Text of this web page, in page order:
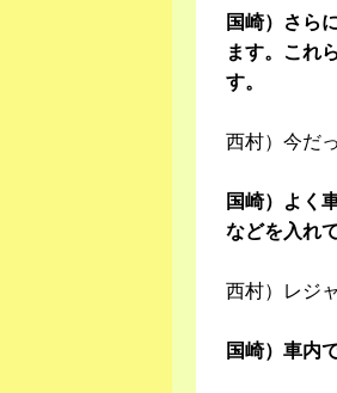
国崎）さら
ます。これ
す。
西村）今だ
国崎）よく
などを入れ
西村）レジ
国崎）車内